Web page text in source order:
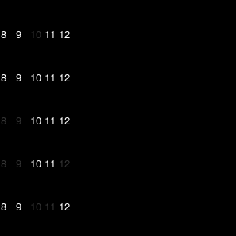
8 9 10 11 12
8 9 10 11 12
8 9 10 11 12
8 9 10 11 12
8 9 10 11 12